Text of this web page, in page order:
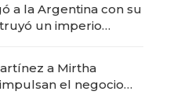
a la Argentina con su
un imperio
a Mirtha
el negocio